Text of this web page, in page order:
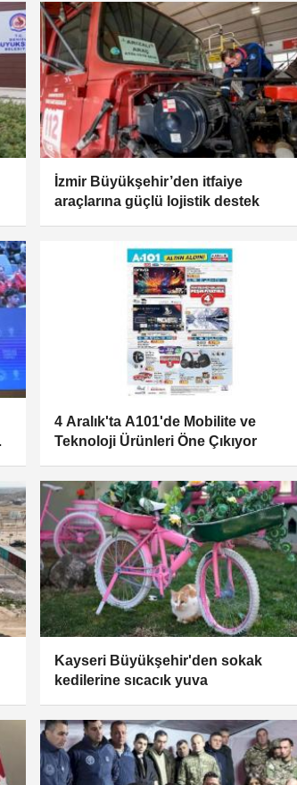
İzmir Büyükşehir’den itfaiye
araçlarına güçlü lojistik destek
4 Aralık'ta A101'de Mobilite ve
Teknoloji Ürünleri Öne Çıkıyor
Kayseri Büyükşehir'den sokak
kedilerine sıcacık yuva